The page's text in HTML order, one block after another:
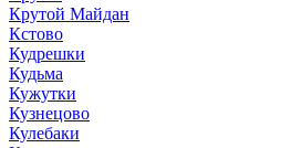
Крутой Майдан
Кстово
Кудрешки
Кудьма
Кужутки
Кузнецово
Кулебаки